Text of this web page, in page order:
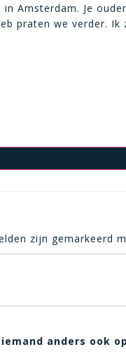
Amsterdam. Je
praten we verder. Ik
zijn gemarkeerd
anders ook